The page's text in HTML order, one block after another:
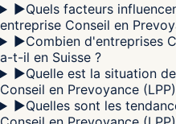
▶Quels facteurs
entreprise Conseil en
▶Combien d'entreprises
a-t-il en Suisse ?
▶Quelle est la situation
Conseil en Prevoyance
▶Quelles sont les